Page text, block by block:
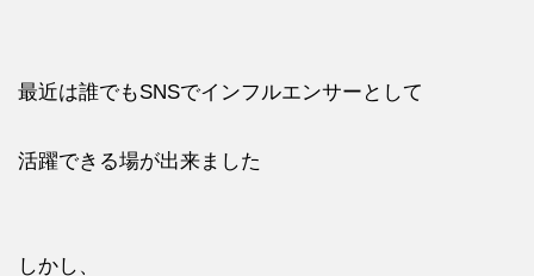
最近は誰でもSNSでインフルエンサーとして
活躍できる場が出来ました
しかし、